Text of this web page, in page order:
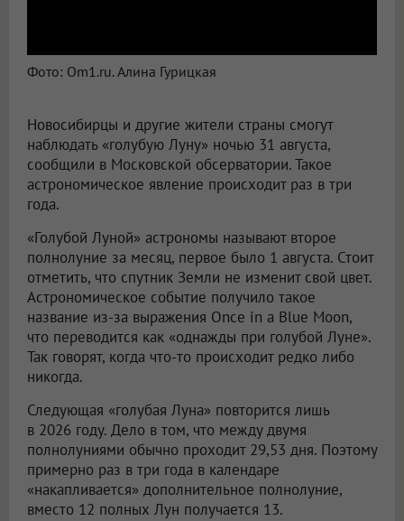
Фото: Om1.ru. Алина Гурицкая
Новосибирцы и другие жители страны смогут
наблюдать «голубую Луну» ночью 31 августа,
сообщили в Московской обсерватории. Такое
астрономическое явление происходит раз в три
года.
«Голубой Луной» астрономы называют второе
полнолуние за месяц, первое было 1 августа. Стоит
отметить, что спутник Земли не изменит свой цвет.
Астрономическое событие получило такое
название из-за выражения Once in a Blue Moon,
что переводится как «однажды при голубой Луне».
Так говорят, когда что-то происходит редко либо
никогда.
Следующая «голубая Луна» повторится лишь
в 2026 году. Дело в том, что между двумя
полнолуниями обычно проходит 29,53 дня. Поэтому
примерно раз в три года в календаре
«накапливается» дополнительное полнолуние,
вместо 12 полных Лун получается 13.